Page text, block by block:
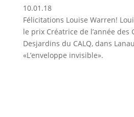
10.01.18
Félicitations Louise Warren!
le prix Créatrice de l’année des
Desjardins du CALQ, dans
«L’enveloppe invisible».